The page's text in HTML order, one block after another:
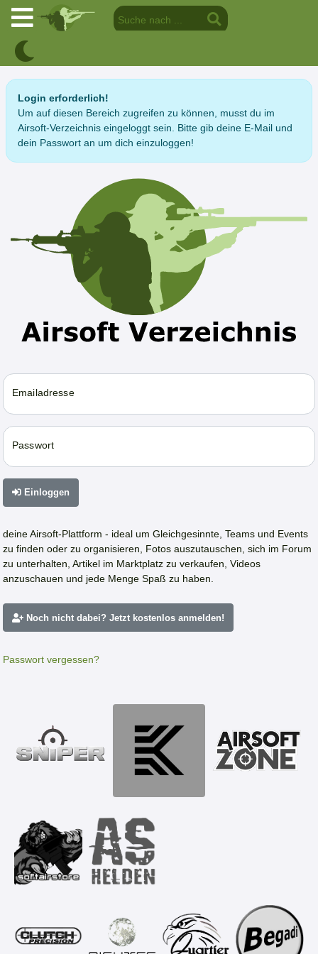
Login erforderlich!
Um auf diesen Bereich zugreifen zu können, musst du im
Airsoft-Verzeichnis eingeloggt sein. Bitte gib deine E-Mail und
dein Passwort an um dich einzuloggen!
Emailadresse
Passwort
Einloggen
deine Airsoft-Plattform - ideal um Gleichgesinnte, Teams und Events
zu finden oder zu organisieren, Fotos auszutauschen, sich im Forum
zu unterhalten, Artikel im Marktplatz zu verkaufen, Videos
anzuschauen und jede Menge Spaß zu haben.
Noch nicht dabei? Jetzt kostenlos anmelden!
Passwort vergessen?